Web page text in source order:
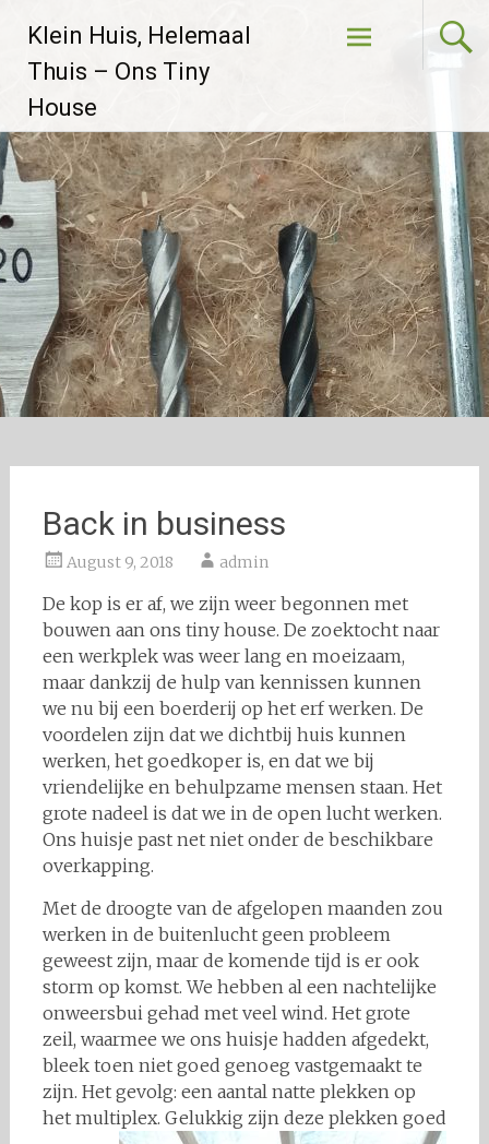
Klein Huis, Helemaal
Thuis – Ons Tiny
House
Skip to
content
Back in business
August 9, 2018 admin
De kop is er af, we zijn weer begonnen met
bouwen aan ons tiny house. De zoektocht naar
een werkplek was weer lang en moeizaam,
maar dankzij de hulp van kennissen kunnen
we nu bij een boerderij op het erf werken. De
voordelen zijn dat we dichtbij huis kunnen
werken, het goedkoper is, en dat we bij
vriendelijke en behulpzame mensen staan. Het
grote nadeel is dat we in de open lucht werken.
Ons huisje past net niet onder de beschikbare
overkapping.
Met de droogte van de afgelopen maanden zou
werken in de buitenlucht geen probleem
geweest zijn, maar de komende tijd is er ook
storm op komst. We hebben al een nachtelijke
onweersbui gehad met veel wind. Het grote
zeil, waarmee we ons huisje hadden afgedekt,
bleek toen niet goed genoeg vastgemaakt te
zijn. Het gevolg: een aantal natte plekken op
het multiplex. Gelukkig zijn deze plekken goed